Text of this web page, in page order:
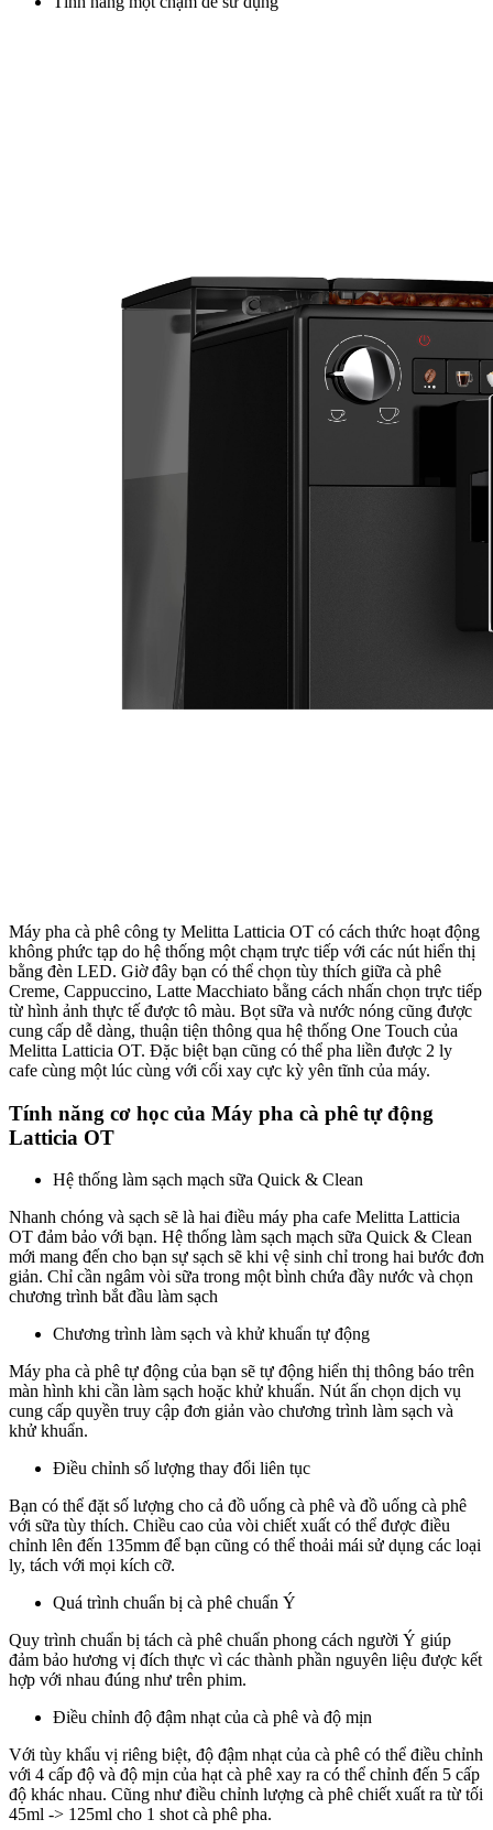
Máy pha cà phê công ty Melitta Latticia OT có cách thức hoạt động
không phức tạp do hệ thống một chạm trực tiếp với các nút hiển thị
bằng đèn LED. Giờ đây bạn có thể chọn tùy thích giữa cà phê
Creme, Cappuccino, Latte Macchiato bằng cách nhấn chọn trực tiếp
từ hình ảnh thực tế được tô màu. Bọt sữa và nước nóng cũng được
cung cấp dễ dàng, thuận tiện thông qua hệ thống One Touch của
Melitta Latticia OT. Đặc biệt bạn cũng có thể pha liền được 2 ly
cafe cùng một lúc cùng với cối xay cực kỳ yên tĩnh của máy.
Tính năng cơ học của Máy pha cà phê tự động
Latticia OT
Hệ thống làm sạch mạch sữa Quick & Clean
Nhanh chóng và sạch sẽ là hai điều máy pha cafe Melitta Latticia
OT đảm bảo với bạn. Hệ thống làm sạch mạch sữa Quick & Clean
mới mang đến cho bạn sự sạch sẽ khi vệ sinh chỉ trong hai bước đơn
giản. Chỉ cần ngâm vòi sữa trong một bình chứa đầy nước và chọn
chương trình bắt đầu làm sạch
Chương trình làm sạch và khử khuẩn tự động
Máy pha cà phê tự động của bạn sẽ tự động hiển thị thông báo trên
màn hình khi cần làm sạch hoặc khử khuẩn. Nút ấn chọn dịch vụ
cung cấp quyền truy cập đơn giản vào chương trình làm sạch và
khử khuẩn.
Điều chỉnh số lượng thay đổi liên tục
Bạn có thể đặt số lượng cho cả đồ uống cà phê và đồ uống cà phê
với sữa tùy thích. Chiều cao của vòi chiết xuất có thể được điều
chỉnh lên đến 135mm để bạn cũng có thể thoải mái sử dụng các loại
ly, tách với mọi kích cỡ.
Quá trình chuẩn bị cà phê chuẩn Ý
Quy trình chuẩn bị tách cà phê chuẩn phong cách người Ý giúp
đảm bảo hương vị đích thực vì các thành phần nguyên liệu được kết
hợp với nhau đúng như trên phim.
Điều chỉnh độ đậm nhạt của cà phê và độ mịn
Với tùy khẩu vị riêng biệt, độ đậm nhạt của cà phê có thể điều chỉnh
với 4 cấp độ và độ mịn của hạt cà phê xay ra có thể chỉnh đến 5 cấp
độ khác nhau. Cũng như điều chỉnh lượng cà phê chiết xuất ra từ tối
45ml -> 125ml cho 1 shot cà phê pha.